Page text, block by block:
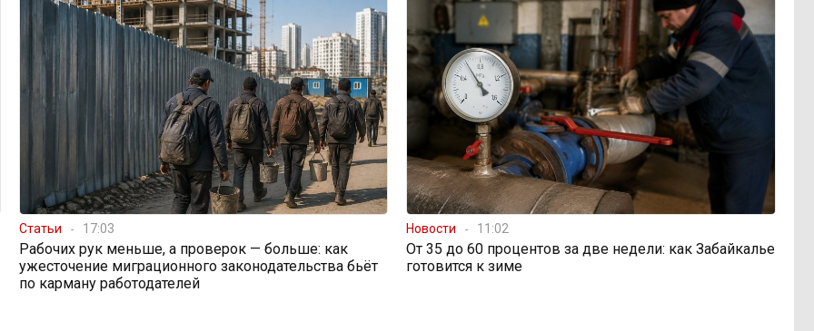
Статьи 17:03
Рабочих рук меньше, а проверок — больше: как
ужесточение миграционного законодательства бьёт
по карману работодателей
Новости 11:02
От 35 до 60 процентов за две недели: как Забайкалье
готовится к зиме